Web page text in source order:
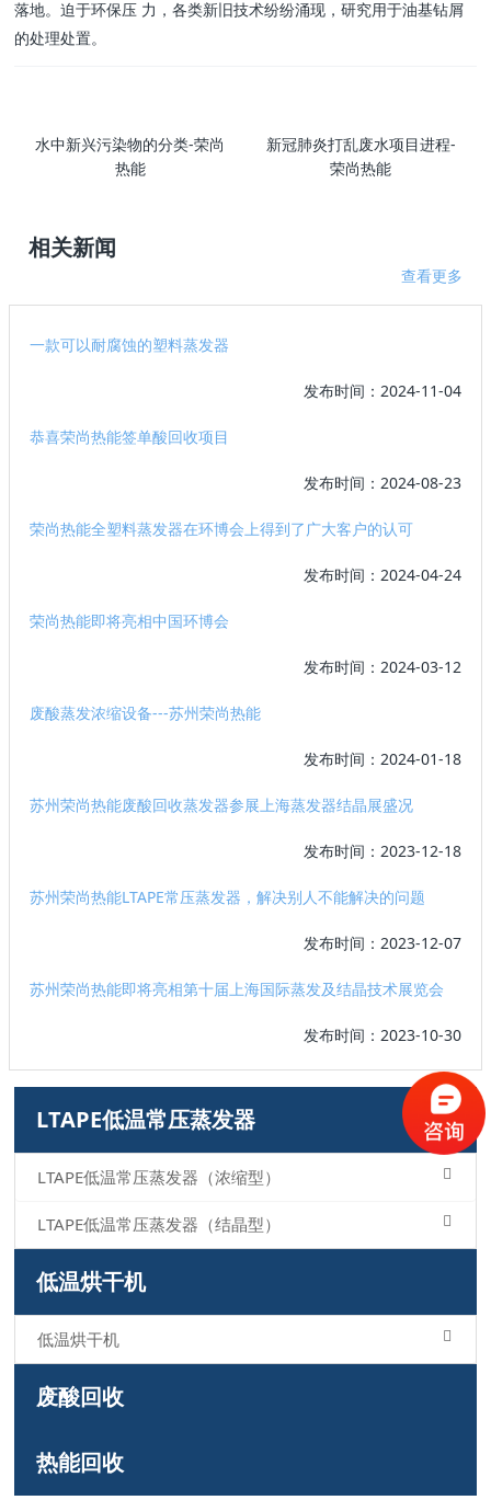
落地。迫于环保压 力，各类新旧技术纷纷涌现，研究用于油基钻屑
的处理处置。
水中新兴污染物的分类-荣尚
热能
新冠肺炎打乱废水项目进程-
荣尚热能
相关新闻
查看更多
一款可以耐腐蚀的塑料蒸发器
发布时间：2024-11-04
恭喜荣尚热能签单酸回收项目
发布时间：2024-08-23
荣尚热能全塑料蒸发器在环博会上得到了广大客户的认可
发布时间：2024-04-24
荣尚热能即将亮相中国环博会
发布时间：2024-03-12
废酸蒸发浓缩设备---苏州荣尚热能
发布时间：2024-01-18
苏州荣尚热能废酸回收蒸发器参展上海蒸发器结晶展盛况
发布时间：2023-12-18
苏州荣尚热能LTAPE常压蒸发器，解决别人不能解决的问题
发布时间：2023-12-07
苏州荣尚热能即将亮相第十届上海国际蒸发及结晶技术展览会
发布时间：2023-10-30
LTAPE低温常压蒸发器
LTAPE低温常压蒸发器（浓缩型）
LTAPE低温常压蒸发器（结晶型）
低温烘干机
低温烘干机
废酸回收
热能回收